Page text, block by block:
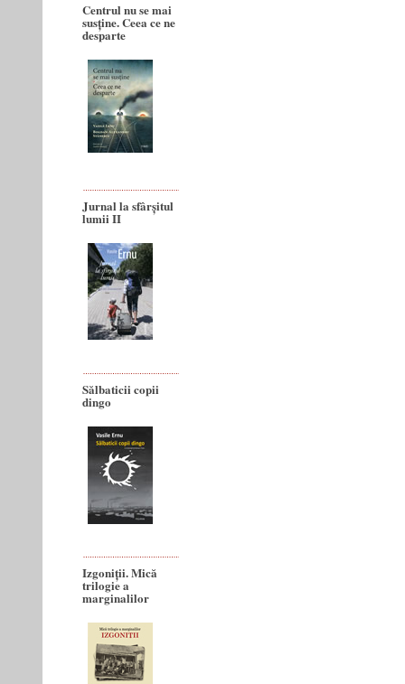
Centrul nu se mai
susține. Ceea ce ne
desparte
Jurnal la sfârșitul
lumii II
Sălbaticii copii
dingo
Izgoniții. Mică
trilogie a
marginalilor